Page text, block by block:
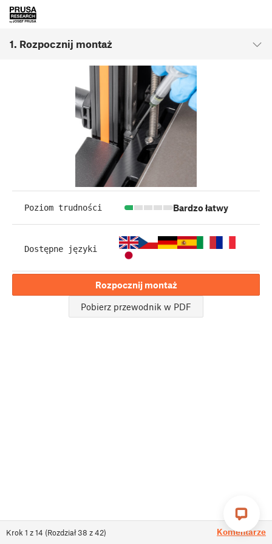
1. Rozpocznij montaż
Krok 1 z14 (Rozdział38 z42) Komentarze
Poziom trudności Bardzo łatwy
Dostępne języki
Rozpocznij montaż
Pobierz przewodnik w PDF